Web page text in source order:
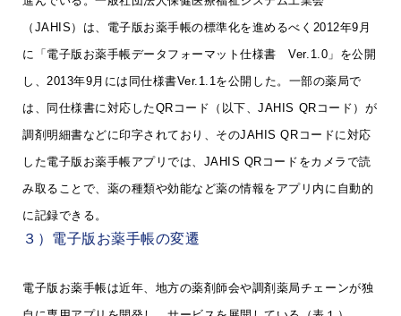
（JAHIS）は、電子版お薬手帳の標準化を進めるべく2012年9月
に「電子版お薬手帳データフォーマット仕様書 Ver.1.0」を公開
し、2013年9月には同仕様書Ver.1.1を公開した。一部の薬局で
は、同仕様書に対応したQRコード（以下、JAHIS QRコード）が
調剤明細書などに印字されており、そのJAHIS QRコードに対応
した電子版お薬手帳アプリでは、JAHIS QRコードをカメラで読
み取ることで、薬の種類や効能など薬の情報をアプリ内に自動的
に記録できる。
３）電子版お薬手帳の変遷
電子版お薬手帳は近年、地方の薬剤師会や調剤薬局チェーンが独